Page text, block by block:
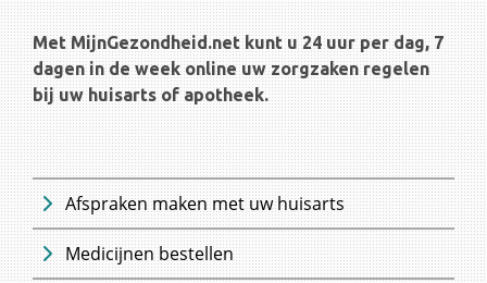
Met MijnGezondheid.net kunt u 24 uur per dag, 7
dagen in de week online uw zorgzaken regelen
bij uw huisarts of apotheek.
Afspraken maken met uw huisarts
Medicijnen bestellen